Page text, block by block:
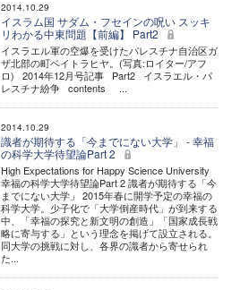
2014.10.29
イスラム国 サダム・フセインの呪い スッキ
リわかる中東問題【前編】 Part2
イスラエル軍の空爆を受けたパレスチナ自治区ガ
ザ北部の町ベイトラヒヤ。(写真:ロイター/アフ
ロ) 2014年12月号記事 Part2 イスラエル・パ
レスチナ紛争 contents ...
2014.10.29
識者が期待する「今までにない大学」 - 幸福
の科学大学待望論Part 2
High Expectations for Happy Science University
幸福の科学大学待望論Part 2 識者が期待する「今
までにない大学」 2015年春に開学予定の幸福の
科学大学。少子化で「大学倒産時代」が到来する
中、「幸福の探究と新文明の創造」「国家成長戦
略に寄与する」という理念を掲げて設立される。
同大学の挑戦に対し、各界の識者から寄せられ
た...